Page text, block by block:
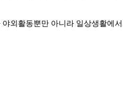
외활동뿐만 아니라 일상생활에